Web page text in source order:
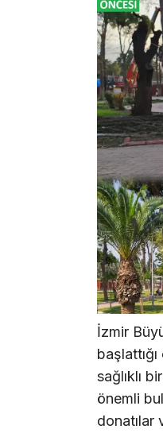
İzmir
sağlıklı
önemli
donatılar